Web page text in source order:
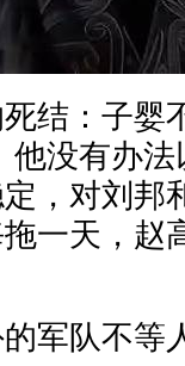
结：子婴
没有办
，对刘邦
一天，赵
军队不等